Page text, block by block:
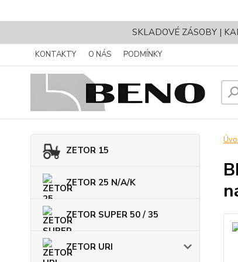
SKLADOVÉ ZÁSOBY |
KONTAKTY O NÁS PODMÍNKY
ZETOR 15
ZETOR 25 N/A/K
ZETOR SUPER 50 / 35
ZETOR URI